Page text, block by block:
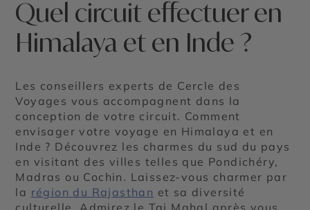
Quel circuit effectuer en
Himalaya et en Inde ?
Les conseillers experts de Cercle des
Voyages vous accompagnent dans la
conception de votre circuit. Comment
envisager votre voyage en Himalaya et en
Inde ? Découvrez les charmes du sud du pays
en visitant des villes telles que Pondichéry,
Madras ou Cochin. Laissez-vous charmer par
la région du Rajasthan et sa diversité
culturelle. Admirez le Taj Mahal après vous